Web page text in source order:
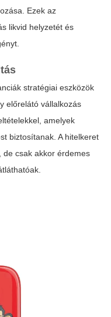
Ezek az
likvid helyzetét és
stratégiai eszközök
előrelátó vállalkozás
amelyek
biztosítanak. A hitelkeret
de csak akkor érdemes